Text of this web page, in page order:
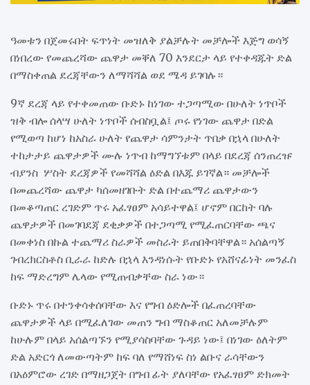
ዓመቱን በጀመሩበት ፍጥነት መዝለቅ ያልቻሉት መቻሎች እጅግ ወሳኝ
በነበረው የመጨረሻው ጨዋታ መቐለ 70 እንደርታ ላይ የተቀዳጁት ድል
በማስቀጠል ደረጃቸውን ለማሻሻል ወደ ሜዳ ይገባሉ።
9ኛ ደረጃ ላይ የተቀመጠው ቡድኑ ከነገው ተጋጣሚው በሁለት ነጥቦች
ዝቅ ብሎ ሰላሣ ሁለት ነጥቦች ሰብስቧል፤ ጦሩ የነገው ጨዋታ በድል
የሚወጣ ከሆነ ከአስራ ሁለት የጨዋታ ሳምንታት ጥበቃ በኋላ በሁለት
ተከታታይ ጨዋታዎች ሙሉ ነጥብ ከማግኘቱም በላይ በደረጃ ሰንጠረዡ
ብያንስ ሦስት ደረጃዎች የመሻሻል ዕድል በእጁ ይገኛል። መቻሎች
በመጨረሻው ጨዋታ ካሰመዘገቡት ድል በተጨማሪ ጨዋታውን
በመቆጣጠር ረገድም ጥሩ አፈፃፀም አሳይተዋል፤ ሆኖም በርከት ባሉ
ጨዋታዎች በመገባደጃ ደቂቃዎች በተጋጣሚ የሚፈጠርባቸው ጫና
በመቀነስ በኩል ተጨማሪ ስራዎች መስራት ይጠበቅባቸዋል። አሰልጣኝ
ገብረክርስቶስ ቢራራ ከድሉ በኋላ እንዳነሱት የቡድኑ የአሸናፊነት መንፈስ
ከፍ ማድረግም ሌላው የሚጠብቃቸው ስራ ነው።
ቡድኑ ጥሩ በተንቀሳቀሰባቸው እና የግብ ዕድሎች በፈጠረባቸው
ጨዋታዎች ላይ በሚፈለገው መጠን ግብ ማስቆጠር አለመቻሉም
ከሁሉም በላይ አሰልጣኙን የሚያሳስባቸው ጉዳይ ነው፤ በነገው ዕለትም
ድል አድርጎ ለመውጣትም ከፍ ባለ የማሸነፍ ስነ ልቡና ራሳቸውን
በአዕምሮው ረገድ በማዘጋጀት በግብ ፊት ያለባቸው የአፈፃፀም ድክመት